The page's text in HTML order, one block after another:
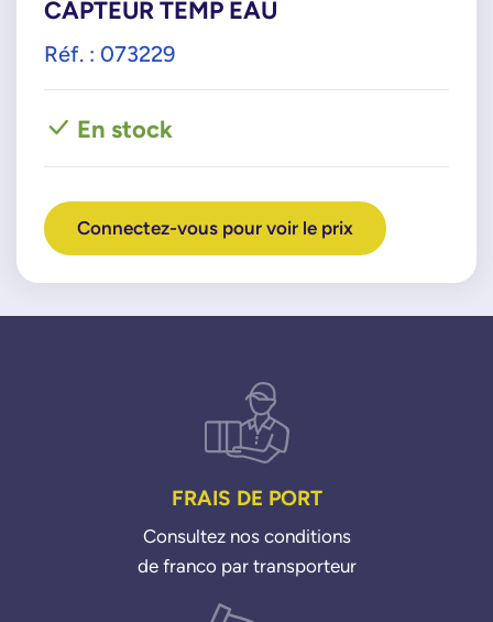
CAPTEUR TEMP EAU
Réf. : 073229
En stock
Connectez-vous pour voir le prix
FRAIS DE PORT
Consultez nos conditions
de franco par transporteur